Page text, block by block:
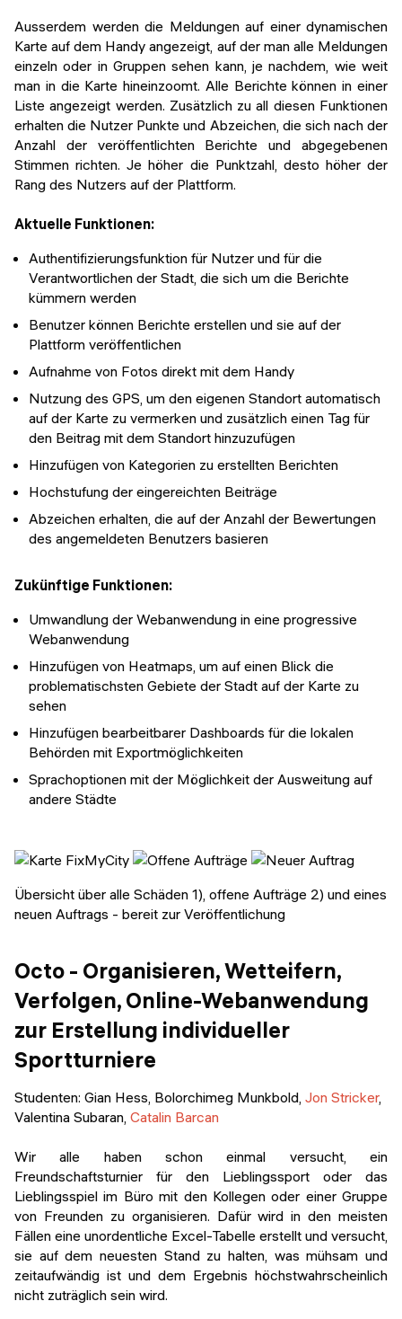
Ausserdem werden die Meldungen auf einer dynamischen
Karte auf dem Handy angezeigt, auf der man alle Meldungen
einzeln oder in Gruppen sehen kann, je nachdem, wie weit
man in die Karte hineinzoomt. Alle Berichte können in einer
Liste angezeigt werden. Zusätzlich zu all diesen Funktionen
erhalten die Nutzer Punkte und Abzeichen, die sich nach der
Anzahl der veröffentlichten Berichte und abgegebenen
Stimmen richten. Je höher die Punktzahl, desto höher der
Rang des Nutzers auf der Plattform.
Aktuelle Funktionen:
Authentifizierungsfunktion für Nutzer und für die
Verantwortlichen der Stadt, die sich um die Berichte
kümmern werden
Benutzer können Berichte erstellen und sie auf der
Plattform veröffentlichen
Aufnahme von Fotos direkt mit dem Handy
Nutzung des GPS, um den eigenen Standort automatisch
auf der Karte zu vermerken und zusätzlich einen Tag für
den Beitrag mit dem Standort hinzuzufügen
Hinzufügen von Kategorien zu erstellten Berichten
Hochstufung der eingereichten Beiträge
Abzeichen erhalten, die auf der Anzahl der Bewertungen
des angemeldeten Benutzers basieren
Zukünftige Funktionen:
Umwandlung der Webanwendung in eine progressive
Webanwendung
Hinzufügen von Heatmaps, um auf einen Blick die
problematischsten Gebiete der Stadt auf der Karte zu
sehen
Hinzufügen bearbeitbarer Dashboards für die lokalen
Behörden mit Exportmöglichkeiten
Sprachoptionen mit der Möglichkeit der Ausweitung auf
andere Städte
Übersicht über alle Schäden 1), offene Aufträge 2) und eines
neuen Auftrags - bereit zur Veröffentlichung
Octo - Organisieren, Wetteifern,
Verfolgen, Online-Webanwendung
zur Erstellung individueller
Sportturniere
Studenten: Gian Hess, Bolorchimeg Munkbold, Jon Stricker,
Valentina Subaran, Catalin Barcan
Wir alle haben schon einmal versucht, ein
Freundschaftsturnier für den Lieblingssport oder das
Lieblingsspiel im Büro mit den Kollegen oder einer Gruppe
von Freunden zu organisieren. Dafür wird in den meisten
Fällen eine unordentliche Excel-Tabelle erstellt und versucht,
sie auf dem neuesten Stand zu halten, was mühsam und
zeitaufwändig ist und dem Ergebnis höchstwahrscheinlich
nicht zuträglich sein wird.